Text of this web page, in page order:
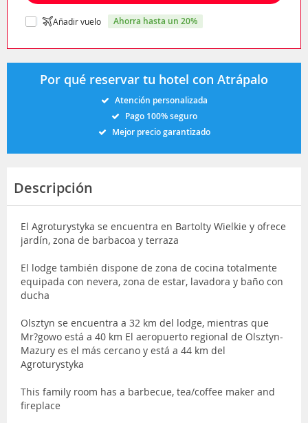
Añadir vuelo ahorra hasta un 20%
Por qué reservar tu hotel con Atrápalo
Atención personalizada
Pago 100% seguro
Mejor precio garantizado
Descripción
El Agroturystyka se encuentra en Bartolty Wielkie y ofrece
jardín, zona de barbacoa y terraza
El lodge también dispone de zona de cocina totalmente
equipada con nevera, zona de estar, lavadora y baño con
ducha
Olsztyn se encuentra a 32 km del lodge, mientras que
Mr?gowo está a 40 km El aeropuerto regional de Olsztyn-
Mazury es el más cercano y está a 44 km del
Agroturystyka
This family room has a barbecue, tea/coffee maker and
fireplace